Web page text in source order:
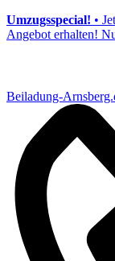
Umzugsspecial! •
Angebot erhalten!
Beiladung-